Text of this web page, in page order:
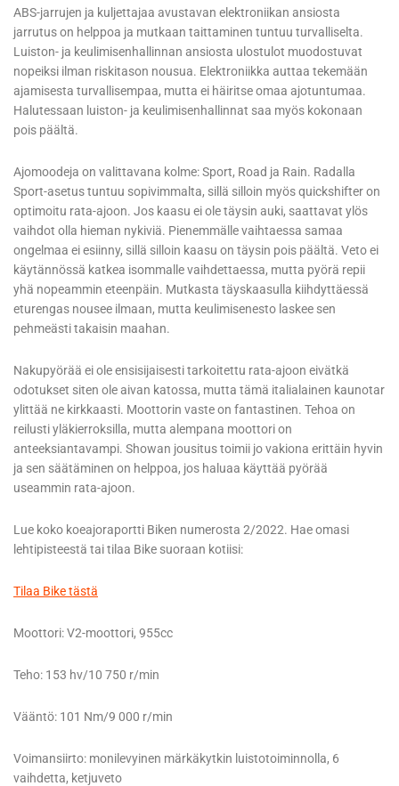
ABS-jarrujen ja kuljettajaa avustavan elektroniikan ansiosta
jarrutus on helppoa ja mutkaan taittaminen tuntuu turvalliselta.
Luiston- ja keulimisenhallinnan ansiosta ulostulot muodostuvat
nopeiksi ilman riskitason nousua. Elektroniikka auttaa tekemään
ajamisesta turvallisempaa, mutta ei häiritse omaa ajotuntumaa.
Halutessaan luiston- ja keulimisenhallinnat saa myös kokonaan
pois päältä.
Ajomoodeja on valittavana kolme: Sport, Road ja Rain. Radalla
Sport-asetus tuntuu sopivimmalta, sillä silloin myös quickshifter on
optimoitu rata-ajoon. Jos kaasu ei ole täysin auki, saattavat ylös
vaihdot olla hieman nykiviä. Pienemmälle vaihtaessa samaa
ongelmaa ei esiinny, sillä silloin kaasu on täysin pois päältä. Veto ei
käytännössä katkea isommalle vaihdettaessa, mutta pyörä repii
yhä nopeammin eteenpäin. Mutkasta täyskaasulla kiihdyttäessä
eturengas nousee ilmaan, mutta keulimisenesto laskee sen
pehmeästi takaisin maahan.
Nakupyörää ei ole ensisijaisesti tarkoitettu rata-ajoon eivätkä
odotukset siten ole aivan katossa, mutta tämä italialainen kaunotar
ylittää ne kirkkaasti. Moottorin vaste on fantastinen. Tehoa on
reilusti yläkierroksilla, mutta alempana moottori on
anteeksiantavampi. Showan jousitus toimii jo vakiona erittäin hyvin
ja sen säätäminen on helppoa, jos haluaa käyttää pyörää
useammin rata-ajoon.
Lue koko koeajoraportti Biken numerosta 2/2022. Hae omasi
lehtipisteestä tai tilaa Bike suoraan kotiisi:
Tilaa Bike tästä
Moottori: V2-moottori, 955cc
Teho: 153 hv/10 750 r/min
Vääntö: 101 Nm/9 000 r/min
Voimansiirto: monilevyinen märkäkytkin luistotoiminnolla, 6
vaihdetta, ketjuveto